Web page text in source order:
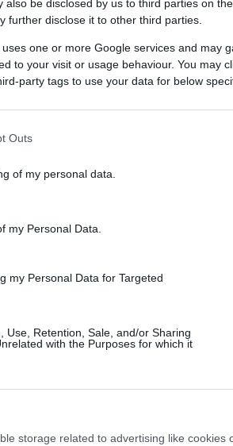
also be disclosed by us to third parties on the
further disclose it to other third parties.
one or more Google services and may
to your visit or usage behaviour. You may
party tags to use your data for below
Outs
of my personal data.
my Personal Data.
my Personal Data for Targeted
Use, Retention, Sale, and/or Sharing
with the Purposes for which it
storage related to advertising like cookies
εναντίον του
στην επικράτεια
θα
κλίμακα»,
μιλώντας στο λιβανικό
της
ειδήσεων